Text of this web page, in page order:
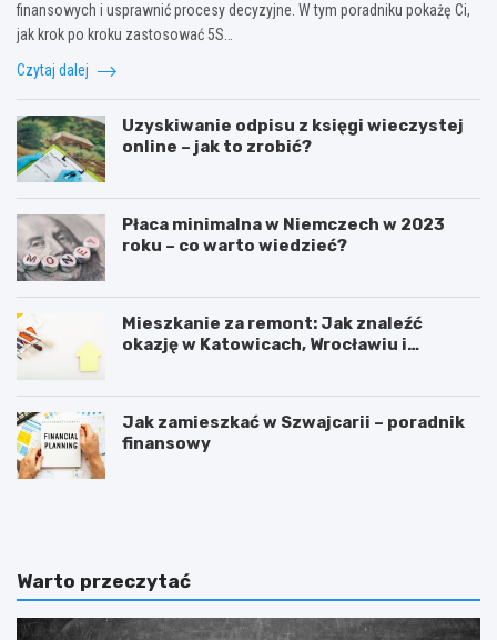
finansowych i usprawnić procesy decyzyjne. W tym poradniku pokażę Ci,
jak krok po kroku zastosować 5S…
Czytaj dalej
Uzyskiwanie odpisu z księgi wieczystej
online – jak to zrobić?
Płaca minimalna w Niemczech w 2023
roku – co warto wiedzieć?
Mieszkanie za remont: Jak znaleźć
okazję w Katowicach, Wrocławiu i
Jak zamieszkać w Szwajcarii – poradnik
finansowy
F
–
t
o
C
d
a
l
Warto przeczytać